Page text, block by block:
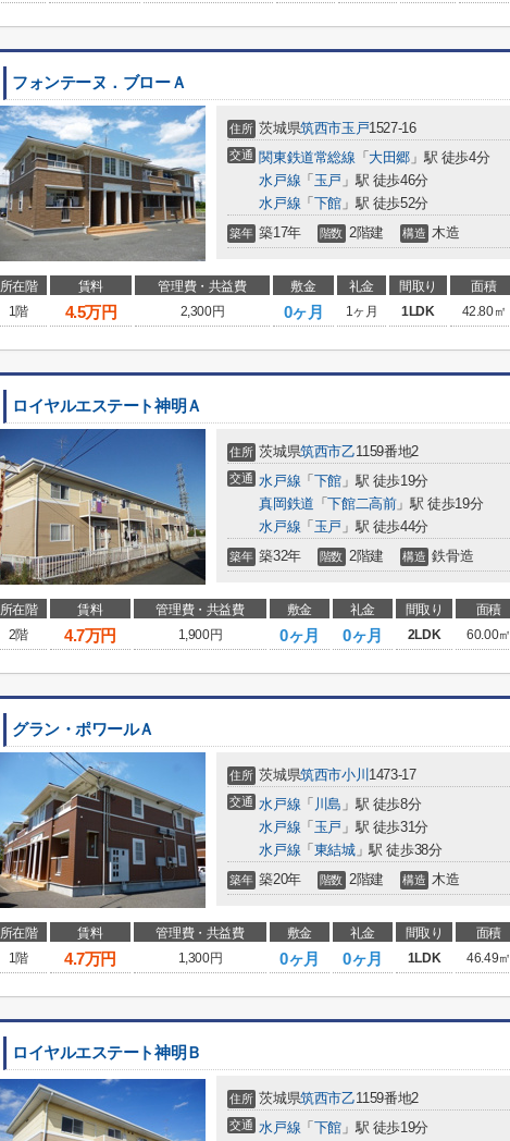
フォンテーヌ．ブローＡ
住所 茨城県筑西市玉戸1527-16
交通 関東鉄道常総線 「 大田郷 」駅 徒歩4分
水戸線 「 玉戸 」駅 徒歩46分
水戸線 「 下館 」駅 徒歩52分
築年 築17年 階数 2階建 構造 木造
所在階 賃料 管理費・共益費 敷金 礼金 間取り 面積
1階
4.5万円 2,300円 0ヶ月 1ヶ月 1LDK 42.80㎡
ロイヤルエステート神明Ａ
住所 茨城県筑西市乙1159番地2
交通 水戸線 「 下館 」駅 徒歩19分
真岡鉄道 「下館二高前」駅 徒歩19分
水戸線 「 玉戸 」駅 徒歩44分
築年 築32年 階数 2階建 構造 鉄骨造
所在階 賃料 管理費・共益費 敷金 礼金 間取り 面積
2階
4.7万円 1,900円 0ヶ月 0ヶ月 2LDK 60.00㎡
グラン・ポワールＡ
住所 茨城県筑西市小川 1473-17
交通 水戸線 「 川島 」駅 徒歩8分
水戸線 「 玉戸 」駅 徒歩31分
水戸線 「 東結城」駅 徒歩38分
築年 築20年 階数 2階建 構造 木造
所在階 賃料 管理費・共益費 敷金 礼金 間取り 面積
1階
4.7万円 1,300円 0ヶ月 0ヶ月 1LDK 46.49㎡
ロイヤルエステート神明Ｂ
住所 茨城県筑西市乙1159番地2
交通 水戸線 「 下館 」駅 徒歩19分